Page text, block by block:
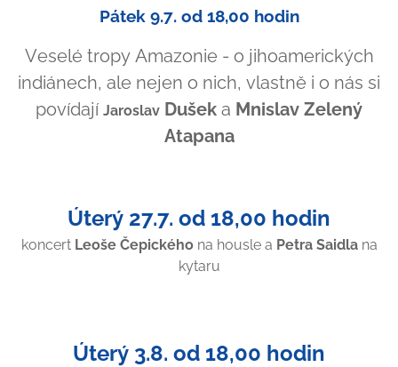
Pátek 9.7. od 18,00 hodin
Veselé tropy Amazonie - o jihoamerických
indiánech, ale nejen o nich, vlastně i o nás si
povídají Jaroslav Dušek a Mnislav Zelený
Atapana
Úterý 27.7. od 18,00 hodin
koncert Leoše Čepickéhona housle a Petra Saidla na
kytaru
Úterý 3.8. od 18,00 hodin